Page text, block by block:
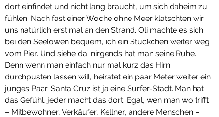
dort einfindet und nicht lang braucht, um sich daheim zu
fühlen. Nach fast einer Woche ohne Meer klatschten wir
uns natürlich erst mal an den Strand. Oli machte es sich
bei den Seelöwen bequem, ich ein Stückchen weiter weg
vom Pier. Und siehe da, nirgends hat man seine Ruhe.
Denn wenn man einfach nur mal kurz das Hirn
durchpusten lassen will, heiratet ein paar Meter weiter ein
junges Paar. Santa Cruz ist ja eine Surfer-Stadt. Man hat
das Gefühl, jeder macht das dort. Egal, wen man wo trifft
– Mitbewohner, Verkäufer, Kellner, andere Menschen –